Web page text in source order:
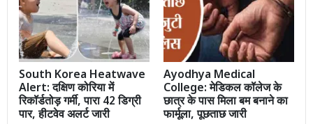
South Korea Heatwave
Alert: दक्षिण कोरिया में
रिकॉर्डतोड़ गर्मी, पारा 42 डिग्री
पार, हीटवेव अलर्ट जारी
Ayodhya Medical
College: मेडिकल कॉलेज के
छात्र के पास मिला बम बनाने का
फार्मूला, पूछताछ जारी